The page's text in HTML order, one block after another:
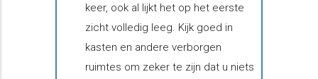
keer, ook al lijkt het op het eerste
zicht volledig leeg. Kijk goed in
kasten en andere verborgen
ruimtes om zeker te zijn dat u niets